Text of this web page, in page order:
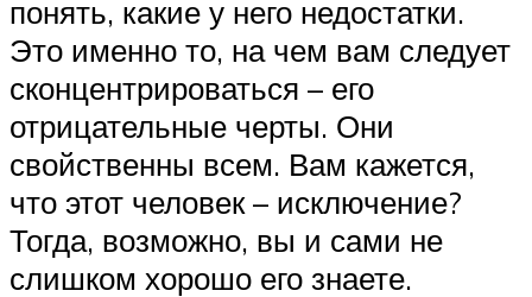
понять, какие у него недостатки.
Это именно то, на чем вам следует
сконцентрироваться – его
отрицательные черты. Они
свойственны всем. Вам кажется,
что этот человек – исключение?
Тогда, возможно, вы и сами не
слишком хорошо его знаете.